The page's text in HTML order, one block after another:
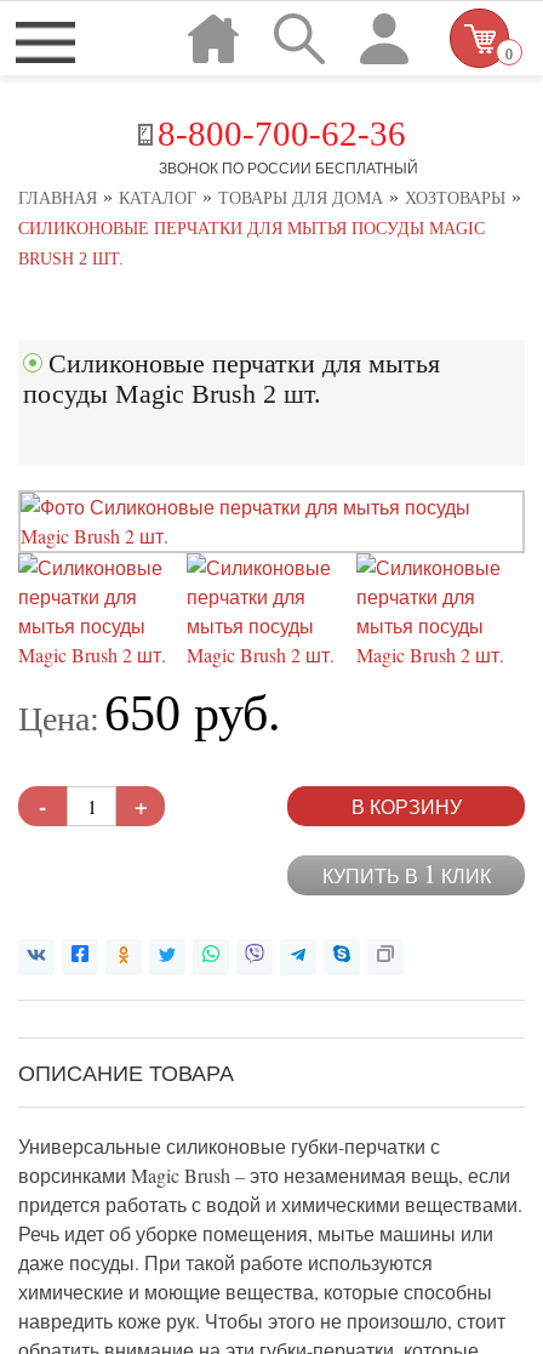
8-800-700-62-36
ЗВОНОК ПО РОССИИ БЕСПЛАТНЫЙ
0
ГЛАВНАЯ » КАТАЛОГ » ТОВАРЫ ДЛЯ ДОМА » ХОЗТОВАРЫ »
СИЛИКОНОВЫЕ ПЕРЧАТКИ ДЛЯ МЫТЬЯ ПОСУДЫ MAGIC
BRUSH 2 ШТ.
Силиконовые перчатки для мытья
посуды Magic Brush 2 шт.
Цена: 650 руб.
- + В КОРЗИНУ
КУПИТЬ В 1 КЛИК
ОПИСАНИЕ ТОВАРА
Универсальные силиконовые губки-перчатки с
ворсинками Magic Brush – это незаменимая вещь, если
придется работать с водой и химическими веществами.
Речь идет об уборке помещения, мытье машины или
даже посуды. При такой работе используются
химические и моющие вещества, которые способны
навредить коже рук. Чтобы этого не произошло, стоит